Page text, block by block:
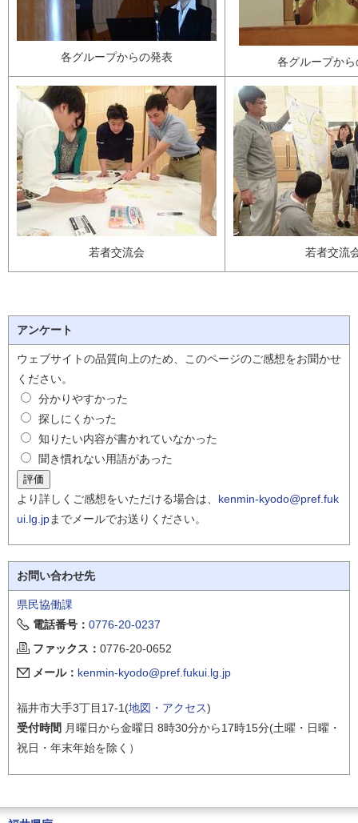
各グループからの発表 各グループか
若者交流会 若者交流
アンケート
ウェブサイトの品質向上のため、このページのご感想をお聞かせ
ください。
分かりやすかった
探しにくかった
知りたい内容が書かれていなかった
聞き慣れない用語があった
より詳しくご感想をいただける場合は、 kenmin-kyodo@pref.fuk
ui.lg.jpまでメールでお送りください。
お問い合わせ先
県民協働課
電話番号： 0776-20-0237
ファックス： 0776-20-0652
メール： kenmin-kyodo@pref.fukui.lg.jp
福井市大手3丁目17-1(地図・アクセス)
受付時間 月曜日から金曜日 8時30分から17時15分(土曜・日曜・
祝日・年末年始を除く）